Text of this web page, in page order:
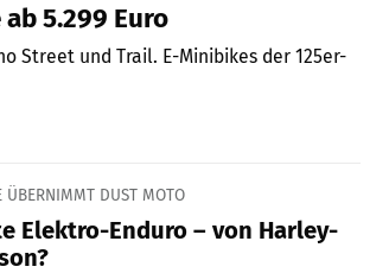
5.299 Euro
Street und Trail. E-Minibikes der 125er-
ÜBERNIMMT DUST MOTO
Elektro-Enduro – von Harley-